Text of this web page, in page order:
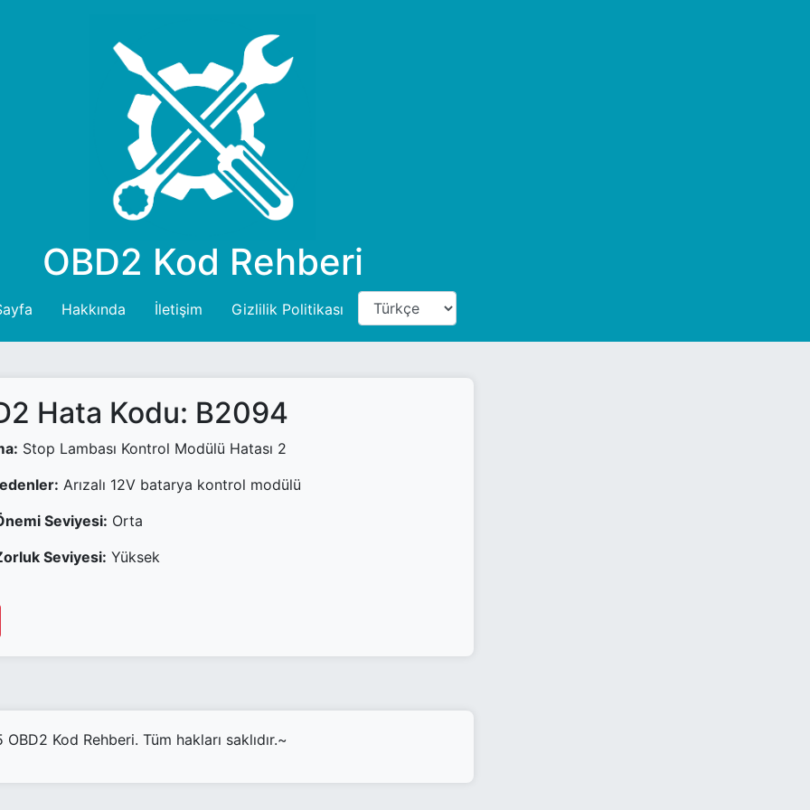
OBD2 Kod Rehberi
Hakkında İletişim Gizlilik Politikası
Hata Kodu: B2094
Stop Lambası Kontrol Modülü Hatası 2
Arızalı 12V batarya kontrol modülü
Seviyesi: Orta
Seviyesi: Yüksek
Kod Rehberi. Tüm hakları saklıdır.~